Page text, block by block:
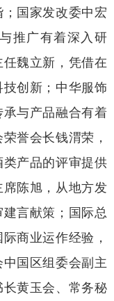
国家发改委中宏
推广有着深入研
魏立新，凭借在
创新；中华服饰
与产品融合有着
誉会长钱渭荣，
产品的评审提供
陈旭，从地方发
言献策；国际总
商业运作经验，
国区组委会副主
黄玉会、常务秘